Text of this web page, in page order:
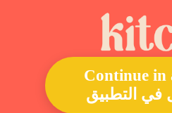
Continue in
في التطبيق